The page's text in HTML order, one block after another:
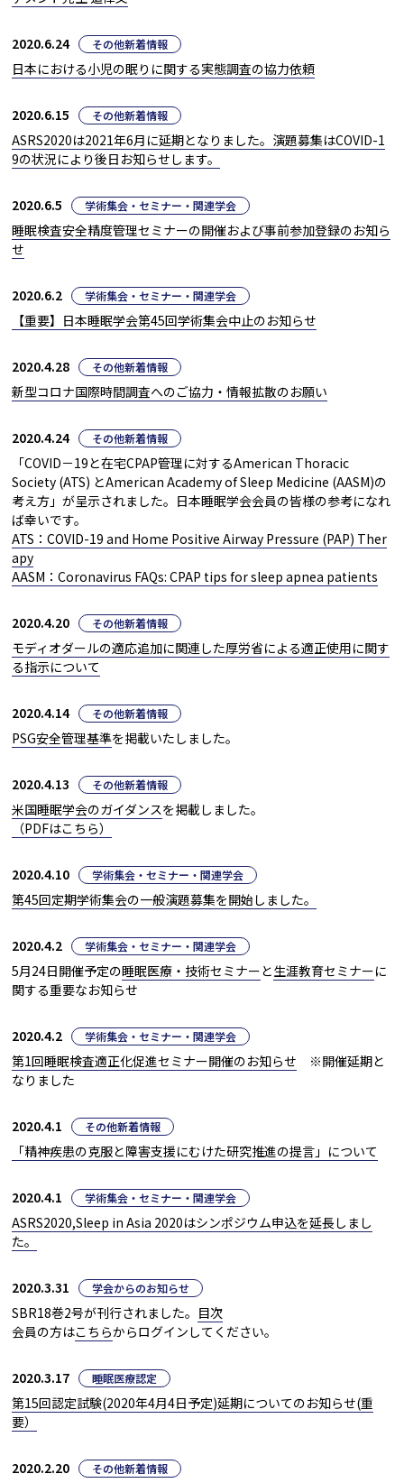
2020.6.24 その他新着情報
日本における小児の眠りに関する実態調査の協力依頼
2020.6.15 その他新着情報
ASRS2020は2021年6月に延期となりました。演題募集はCOVID-1
9の状況により後日お知らせします。
2020.6.5 学術集会・セミナー・関連学会
睡眠検査安全精度管理セミナーの開催および事前参加登録のお知ら
せ
2020.6.2 学術集会・セミナー・関連学会
【重要】日本睡眠学会第45回学術集会中止のお知らせ
2020.4.28 その他新着情報
新型コロナ国際時間調査へのご協力・情報拡散のお願い
2020.4.24 その他新着情報
「COVID－19と在宅CPAP管理に対するAmerican Thoracic
Society (ATS) とAmerican Academy of Sleep Medicine (AASM)の
考え方」が呈示されました。日本睡眠学会会員の皆様の参考になれ
ば幸いです。
ATS：COVID-19 and Home Positive Airway Pressure (PAP) Ther
apy
AASM：Coronavirus FAQs: CPAP tips for sleep apnea patients
2020.4.20 その他新着情報
モディオダールの適応追加に関連した厚労省による適正使用に関す
る指示について
2020.4.14 その他新着情報
PSG安全管理基準を掲載いたしました。
2020.4.13 その他新着情報
米国睡眠学会のガイダンスを掲載しました。
（PDFはこちら）
2020.4.10 学術集会・セミナー・関連学会
第45回定期学術集会の一般演題募集を開始しました。
2020.4.2 学術集会・セミナー・関連学会
5月24日開催予定の睡眠医療・技術セミナーと生涯教育セミナーに
関する重要なお知らせ
2020.4.2 学術集会・セミナー・関連学会
第1回睡眠検査適正化促進セミナー開催のお知らせ ※開催延期と
なりました
2020.4.1 その他新着情報
「精神疾患の克服と障害支援にむけた研究推進の提言」について
2020.4.1 学術集会・セミナー・関連学会
ASRS2020,Sleep in Asia 2020はシンポジウム申込を延長しまし
た。
2020.3.31 学会からのお知らせ
SBR18巻2号が刊行されました。 目次
会員の方はこちらからログインしてください。
2020.3.17 睡眠医療認定
第15回認定試験(2020年4月4日予定)延期についてのお知らせ(重
要）
2020.2.20 その他新着情報